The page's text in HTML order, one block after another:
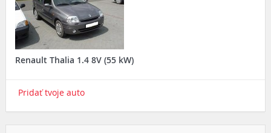
Renault Thalia 1.4 8V (55 kW)
Pridať tvoje auto